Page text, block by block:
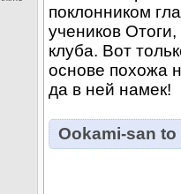
поклонником
учеников
клуба. Вот
основе похожа
да в ней намек!
Ookami-san